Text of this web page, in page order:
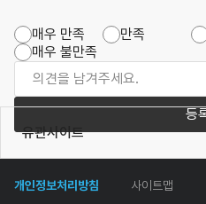
매우 만족 만족
매우 불만족
등
개인정보처리방침 사이트맵
유관사이트